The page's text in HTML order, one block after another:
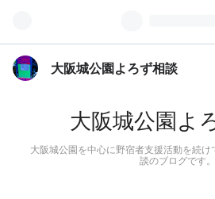
大阪城公園よろず相談
大阪城公園よ
大阪城公園を中心に野宿者支援活動を続
談のブログです。